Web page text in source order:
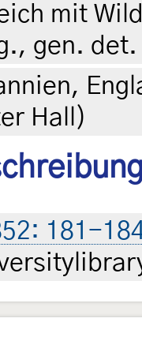
mit
gen.
Hall)
181-